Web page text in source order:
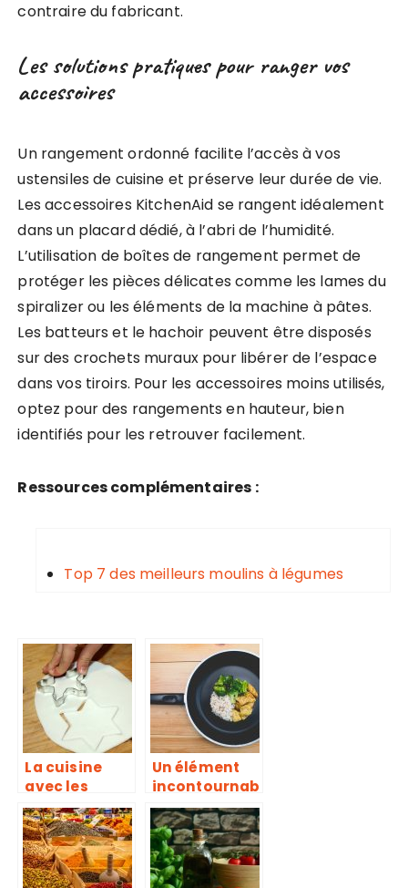
contraire du fabricant.
Les solutions pratiques pour ranger vos
accessoires
Un rangement ordonné facilite l’accès à vos
ustensiles de cuisine et préserve leur durée de vie.
Les accessoires KitchenAid se rangent idéalement
dans un placard dédié, à l’abri de l’humidité.
L’utilisation de boîtes de rangement permet de
protéger les pièces délicates comme les lames du
spiralizer ou les éléments de la machine à pâtes.
Les batteurs et le hachoir peuvent être disposés
sur des crochets muraux pour libérer de l’espace
dans vos tiroirs. Pour les accessoires moins utilisés,
optez pour des rangements en hauteur, bien
identifiés pour les retrouver facilement.
Ressources complémentaires :
Top 7 des meilleurs moulins à légumes
La cuisine
avec les
enfants : Les
règles à
respecter
Un élément
incontournab
le dans la
cuisine : la
poêle